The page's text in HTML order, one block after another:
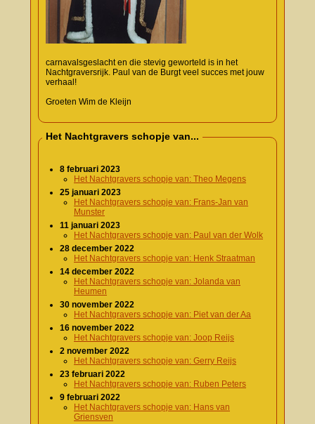
carnavalsgeslacht en die stevig geworteld is in het
Nachtgraversrijk. Paul van de Burgt veel succes met jouw
verhaal!
Groeten Wim de Kleijn
Het Nachtgravers schopje van...
8 februari 2023
Het Nachtgravers schopje van: Theo Megens
25 januari 2023
Het Nachtgravers schopje van: Frans-Jan van
Munster
11 januari 2023
Het Nachtgravers schopje van: Paul van der Wolk
28 december 2022
Het Nachtgravers schopje van: Henk Straatman
14 december 2022
Het Nachtgravers schopje van: Jolanda van
Heumen
30 november 2022
Het Nachtgravers schopje van: Piet van der Aa
16 november 2022
Het Nachtgravers schopje van: Joop Reijs
2 november 2022
Het Nachtgravers schopje van: Gerry Reijs
23 februari 2022
Het Nachtgravers schopje van: Ruben Peters
9 februari 2022
Het Nachtgravers schopje van: Hans van
Griensven